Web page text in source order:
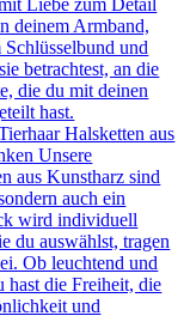
Liebe zum Detail
deinem Armband,
und
betrachtest, an die
die du mit deinen
hast.
Halsketten aus
Unsere
aus Kunstharz sind
auch ein
wird individuell
du auswählst, tragen
Ob leuchtend und
hast die Freiheit, die
und